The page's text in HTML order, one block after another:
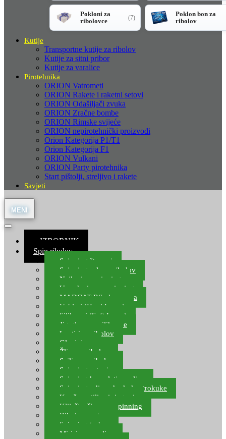
Pokloni za
ribolovce
(7)
Poklon bon za
ribolov
Kutije
Transportne kutije za ribolov
Kutije za sitni pribor
Kutije za varalice
Pirotehnika
ORION Vatrometi
ORION Rakete i raketni setovi
ORION Odašiljači zvuka
ORION Zračne bombe
ORION Rimske svijeće
ORION nepirotehnički proizvodi
Orion Kategorija P1/T1
Orion Kategorija F1
ORION Vulkani
ORION Party pirotehnika
Start pištolji, streljivo i rakete
Savjeti
≡ IZBORNIK
Spin ribolov
Spinning štapovi
Spinning role za ribolov
Najloni za spinning
Upredenice za spinning
MADCAT Ribolov soma
Vobleri (Hard Lures)
Silikonci (Soft Lures)
Jig glave za silikonce
Leptiri za ribolov
Glavinjare
Žlice za ribolov
Sajlice za ribolov
Spinning setovi
Spinning kompleti varalica
Spinning udice, dvokuke, trokuke
Kopče, vrtilice i ringovi
Kliješta, škare za spinning
Ribolov pastrve
Spinning torbe
Mirisi za varalice